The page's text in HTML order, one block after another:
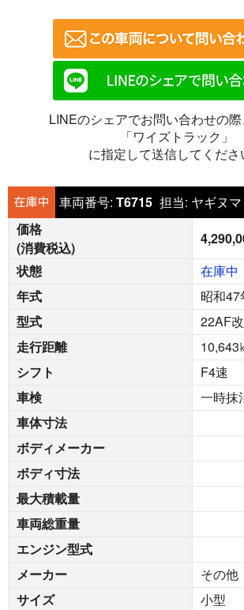
LINEのシェアでお問い合わせの
「ワイズトラック」
に指定して送信してくださ
車両番号: T6715 担当: ヤギヌマ
価格
(消費税込)
状態
在庫中
年式
昭和47
型式
22AF改
走行距離
10,643
シフト
F4速
車検
一時抹
車体寸法
ボディメーカー
ボディ寸法
最大積載量
車両総重量
エンジン型式
メーカー
その他
サイズ
小型